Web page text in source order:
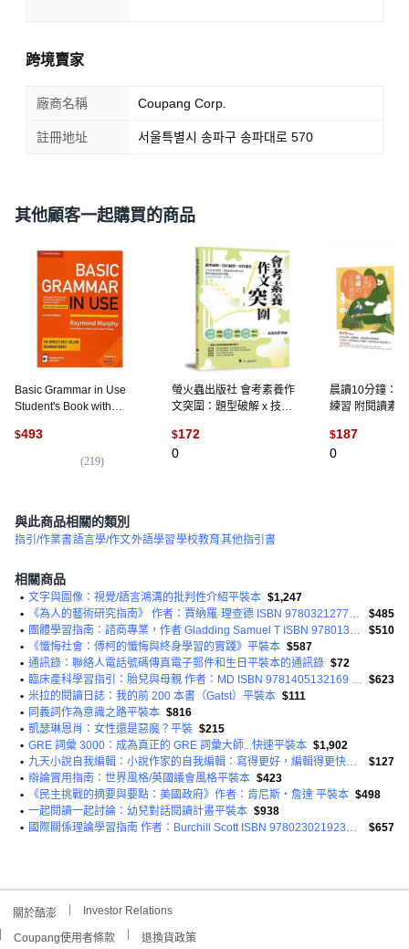
跨境賣家
廠商名稱 Coupang Corp.
註冊地址 서울특별시 송파구 송파대로 570
其他顧客一起購買的商品
Basic Grammar in Use
Student's Book with
eBook, Cambridge
University Press
$493
(219)
螢火蟲出版社 會考素養作
文突圍：題型破解 x 技巧
$172
0
晨讀10分鐘：
練習 附閱讀素
$187
0
與此商品相關的類別
指引/作業書語言學/作文外語學習學校教育其他指引書
相關商品
• 文字與圖像：視覺/語言鴻溝的批判性介紹平裝本 $1,247
•
$485
•
$510
•
《懺悔社會：傅柯的懺悔與終身學習的實踐》平裝本 $587
• 通訊錄：聯絡人電話號碼傳真電子郵件和生日平裝本的通訊錄 $72
•
$623
• 米拉的閱讀日誌：我的前 200 本書（Gatst）平裝本 $111
• 同義詞作為意識之路平裝本 $816
• 凱瑟琳恩肖：女性還是惡魔？平裝 $215
• GRE 詞彙 3000：成為真正的 GRE 詞彙大師...快速平裝本 $1,902
•
$127
• 辯論實用指南：世界風格/英國議會風格平裝本 $423
•
《民主挑戰的摘要與要點：美國政府》作者：肯尼斯‧詹達 平裝本 $498
• 一起閱讀一起討論：幼兒對話閱讀計畫平裝本 $938
•
$657
關於酷澎 Investor Relations
Coupang使用者條款 退換貨政策